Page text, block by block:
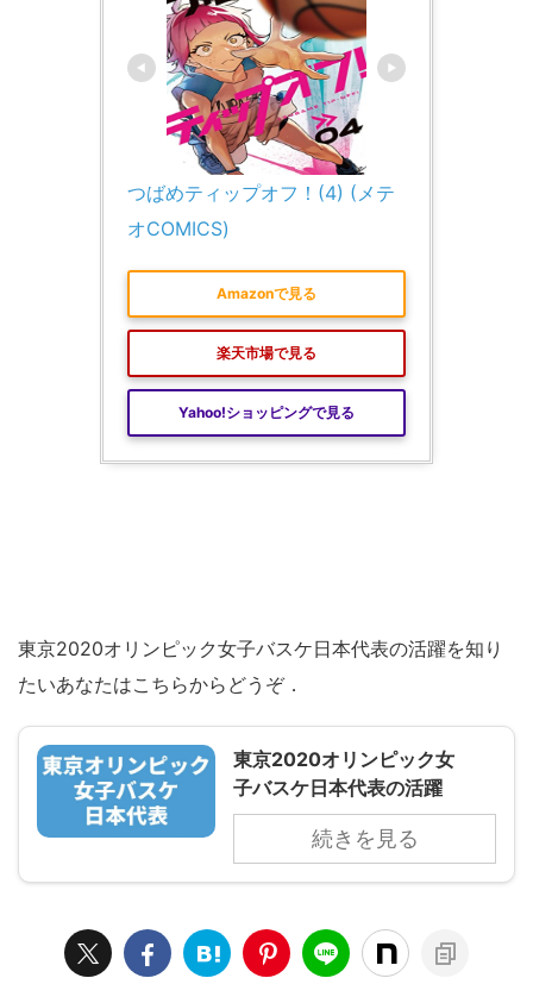
つばめティップオフ！(4) (メテ
オCOMICS)
Amazonで見る
楽天市場で見る
Yahoo!ショッピングで見る
東京2020オリンピック女子バスケ日本代表の活躍を知り
たいあなたはこちらからどうぞ．
東京2020オリンピック女
子バスケ日本代表の活躍
続きを見る